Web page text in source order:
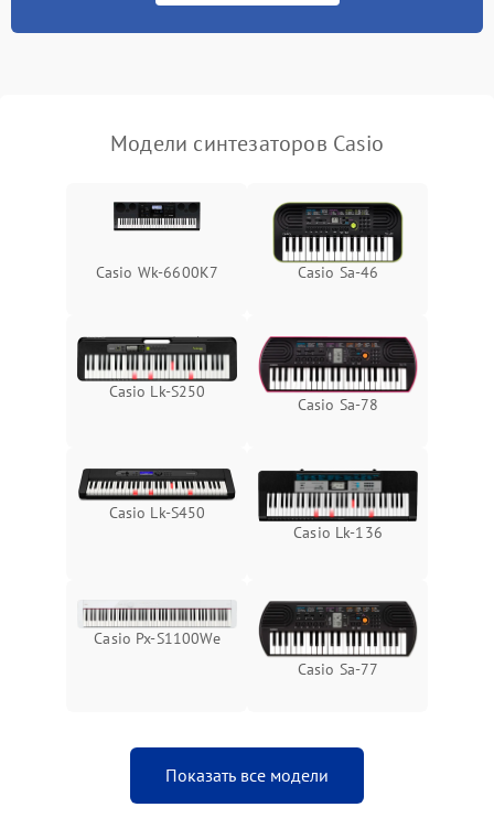
Модели синтезаторов Casio
Casio Wk-6600K7 Casio Sa-46
Casio Lk-S250
Casio Sa-78
Casio Lk-S450
Casio Lk-136
Casio Px-S1100We
Casio Sa-77
Показать все модели